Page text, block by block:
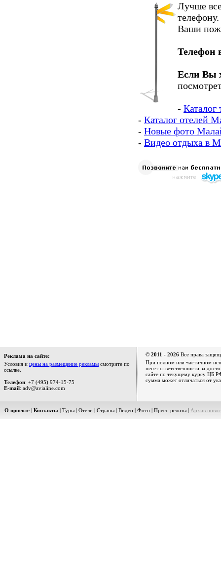
Лучше
Ваши
Телефон
Если Вы
-
- Каталог отелей
- Новые фото
- Видео отдыха в
Реклама на сайте:
Условия и цены на размещение рекламы смотрите по
ссылке.
Телефон: +7 (495) 974-15-75
E-mail: adv@avialine.com
© 2011 - 2026 Все права
При полном или частичном
несет ответственности за
сайте по текущему курсу ЦБ
сумма может отличаться от
О проекте | Контакты | Туры | Отели | Страны | Видео | Фото | Пресс-релизы | Архив